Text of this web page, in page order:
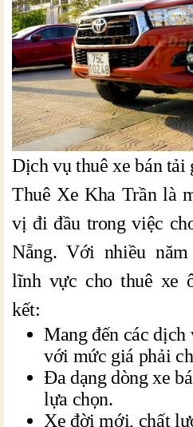
Dịch vụ thuê xe bán
Thuê Xe Kha Trần là
vị đi đầu trong việc
Nẵng. Với nhiều
lĩnh vực cho thuê xe
kết:
Mang đến các dịch
với mức giá phải
Đa dạng dòng xe
lựa chọn.
Xe đời mới, chất